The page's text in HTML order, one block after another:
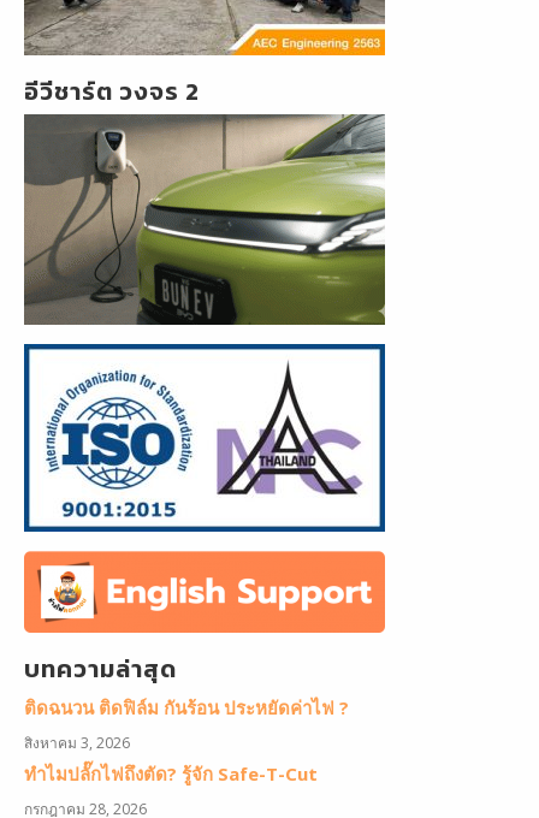
อีวีชาร์ต วงจร 2
บทความล่าสุด
ติดฉนวน ติดฟิล์ม กันร้อน ประหยัดค่าไฟ ?
สิงหาคม 3, 2026
ทำไมปลั๊กไฟถึงตัด? รู้จัก Safe-T-Cut
กรกฎาคม 28, 2026